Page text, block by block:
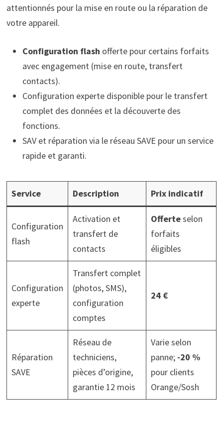
attentionnés pour la mise en route ou la réparation de
votre appareil.
Configuration flash offerte pour certains forfaits
avec engagement (mise en route, transfert
contacts).
Configuration experte disponible pour le transfert
complet des données et la découverte des
fonctions.
SAV et réparation via le réseau SAVE pour un service
rapide et garanti.
Service Description Prix indicatif
Configuration
flash
Activation et
transfert de
contacts
Offerteselon
forfaits
éligibles
Configuration
experte
Transfert complet
(photos, SMS),
configuration
comptes
24 €
Réparation
SAVE
Réseau de
techniciens,
pièces d’origine,
garantie 12 mois
Varie selon
panne; -20 %
pour clients
Orange/Sosh